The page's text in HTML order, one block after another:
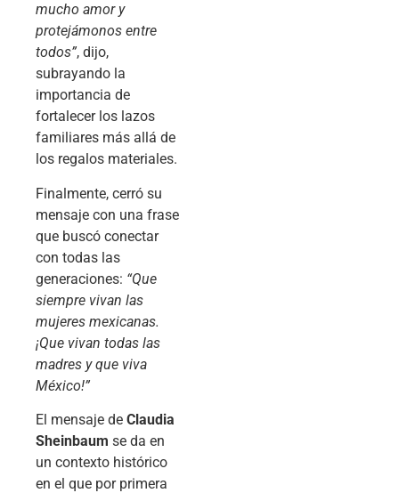
mucho amor y
protejámonos entre
todos”, dijo,
subrayando la
importancia de
fortalecer los lazos
familiares más allá de
los regalos materiales.
Finalmente, cerró su
mensaje con una frase
que buscó conectar
con todas las
generaciones: “Que
siempre vivan las
mujeres mexicanas.
¡Que vivan todas las
madres y que viva
México!”
El mensaje de Claudia
Sheinbaum se da en
un contexto histórico
en el que por primera